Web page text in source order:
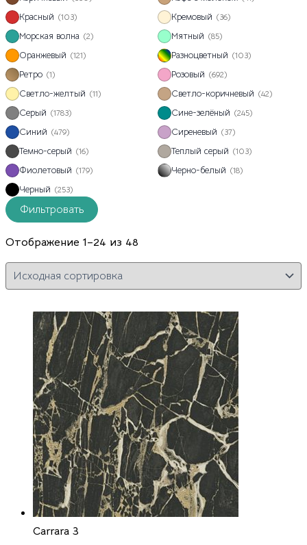
Красный (103) Кремовый (36)
Морская волна (2) Мятный (85)
Оранжевый (121) Разноцветный (103)
Ретро (1) Розовый (692)
Светло-желтый (11) Светло-коричневый (42)
Серый (1783) Сине-зелёный (245)
Синий (479) Сиреневый (37)
Темно-серый (16) Теплый серый (103)
Фиолетовый (179) Черно-белый (18)
Черный (253)
Фильтровать
Отображение 1–24 из 48
Carrara 3